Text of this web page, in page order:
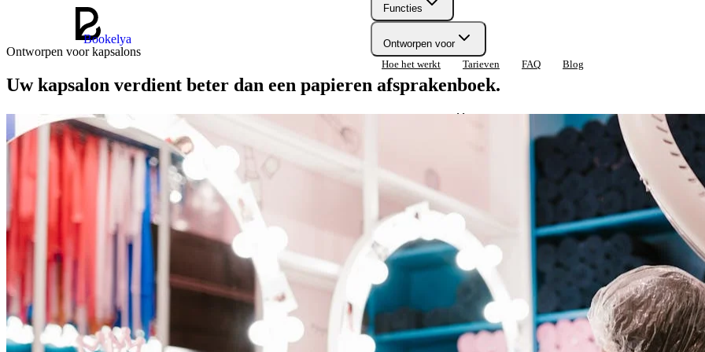
Bookelya
Functies
Ontworpen voor
Hoe het werkt
Tarieven FAQ Blog
Ontworpen voor kapsalons
Uw kapsalon verdient beter dan een papieren afsprakenboek.
Agenda, online reserveren, klanten- en teambeheer. Alles wat uw kapsalon nodig heeft, in één tool.
Gratis starten Ontdekken